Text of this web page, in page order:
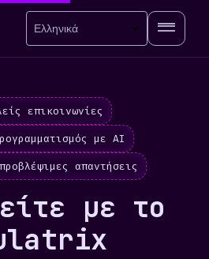
επικοινωνίες
με AI
απαντήσεις
με το